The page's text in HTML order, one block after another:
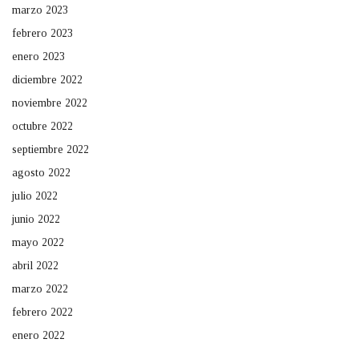
marzo 2023
febrero 2023
enero 2023
diciembre 2022
noviembre 2022
octubre 2022
septiembre 2022
agosto 2022
julio 2022
junio 2022
mayo 2022
abril 2022
marzo 2022
febrero 2022
enero 2022